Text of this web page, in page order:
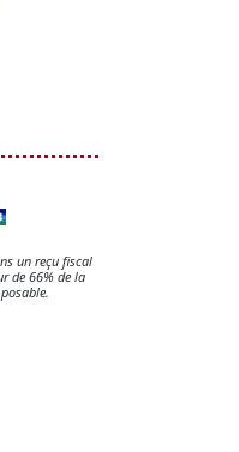
un reçu fiscal
de 66% de la